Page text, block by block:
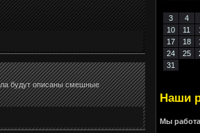
будут описаны смешные
3
4
10
11
17
18
24
25
31
Наши
Мы